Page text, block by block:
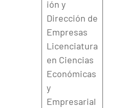
ión y
Dirección de
Empresas
Licenciatura
en Ciencias
Económicas
y
Empresarial